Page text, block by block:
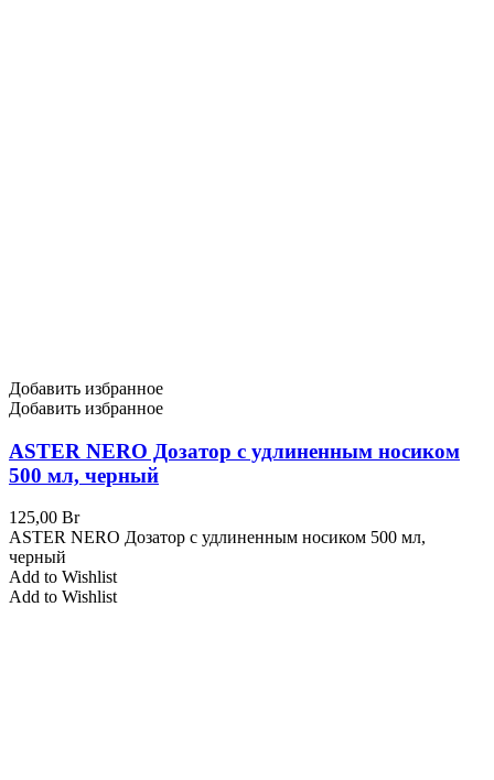
Добавить избранное
Добавить избранное
ASTER NERO Дозатор с удлиненным носиком
500 мл, черный
125,00 Br
ASTER NERO Дозатор с удлиненным носиком 500 мл,
черный
Add to Wishlist
Add to Wishlist